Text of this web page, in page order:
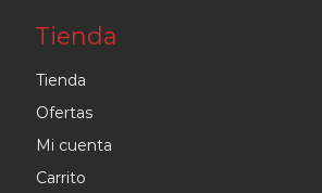
Tienda
Tienda
Ofertas
Mi cuenta
Carrito